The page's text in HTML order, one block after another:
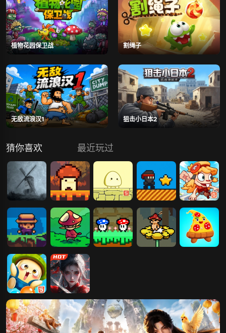
植物花园保卫战 割绳子
无敌流浪汉1 狙击小日本2
猜你喜欢 最近玩过
方块逃离：磨
坊H5
蘑菇兄弟 跳跃的小蘑菇 忍者水管工 老鼠与貂鼠
蘑菇洞穴 小蘑菇生存
蘑菇头泡泡龙
冒险
玄影